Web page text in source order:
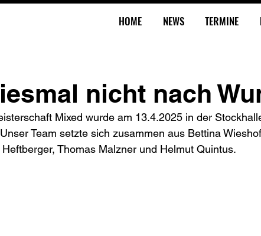
HOME NEWS TERMINE
nicht nach
Mixed wurde am 13.4.2025 in der
Team setzte sich zusammen aus Bettina
Thomas Malzner und Helmut Quintus.